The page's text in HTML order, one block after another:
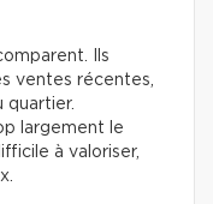
Ils
ventes récentes,
quartier.
largement le
à valoriser,